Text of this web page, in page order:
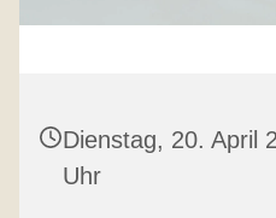
Dienstag, 20. April
Uhr